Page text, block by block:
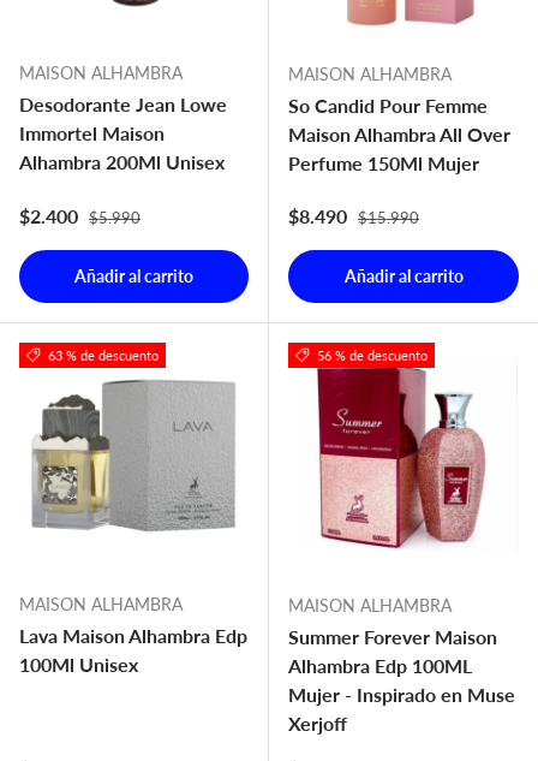
MAISON ALHAMBRA
Desodorante Jean Lowe
Immortel Maison
Alhambra 200Ml Unisex
Precio de venta
$2.400 Precio normal
$5.990
Añadir al carrito
MAISON ALHAMBRA
So Candid Pour Femme
Maison Alhambra All Over
Perfume 150Ml Mujer
Precio de venta
$8.490 Precio normal
$15.990
Añadir al carrito
63 % de descuento
MAISON ALHAMBRA
Lava Maison Alhambra Edp
100Ml Unisex
56 % de descuento
MAISON ALHAMBRA
Summer Forever Maison
Alhambra Edp 100ML
Mujer - Inspirado en Muse
Xerjoff